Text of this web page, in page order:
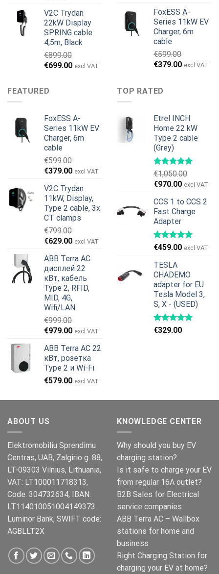
€1,495.00.
V2C Trydan
22kW Display
SPRING cable
4,5m, Black
€899.00
Первоначальная
€899.00.
€699.00Текущая
excl VAT
FoxESS A-
Series 11kW EV
Charger, 6m
cable
€599.00
Первоначальная
€599.00.
€379.00Текущая
excl VAT
FEATURED
FoxESS A-
Series 11kW EV
Charger, 6m
cable
€599.00
Первоначальная
составляла
€599.00.
€379.00Текущая
€379.00.
excl VAT
V2C Trydan
11kW, Display,
Type 2 cable, 3x
CT clamps
€799.00
Первоначальная
составляла
€799.00.
€629.00Текущая
€629.00.
excl VAT
ABB Terra AC
дисплей 22
кВт, кабель
Type 2, RFID,
MID, 4G,
Wifi/LAN
€999.00
Первоначальная
составляла
€999.00.
€979.00Текущая
€979.00.
excl VAT
ABB Terra AC 22
кВт, розетка
Type 2 и Wi-Fi
€579.00 excl VAT
TOP RATED
Etrel INCH
Home 22 kW
Type 2 cable
(Grey)
€1,050.00
Первоначальная
составляла
€1,050.00.
€970.00Текущая
€970.00.
excl VAT
CCS 1 to CCS 2
Fast Charge
Adapter
€459.00 excl VAT
TESLA
CHADEMO
adapter for EU
Tesla Model 3,
S, X - (USED)
€329.00
ABOUT US
Elektromobiliu Sprendimu
Centras, UAB, Zalgirio g. 88,
LT-09303 Vilnius, Lithuania,
VAT: LT100011718313,
Code: 304732634, IBAN:
LT114010051004149373
Luminor Bank, SWIFT code:
AGBLLT2X
KNOWLEDGE CENTER
Why should you buy EV
charging station?
Is it safe to charge your EV
from regular 16A outlet?
B2B Sales for Electrical
service companies
ABB Terra AC – Wallbox
stations for home and
business
Right Charging Station for
charging your EV at home?